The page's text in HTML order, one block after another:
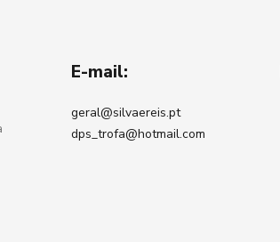
E-mail:
geral@silvaereis.pt
dps_trofa@hotmail.com